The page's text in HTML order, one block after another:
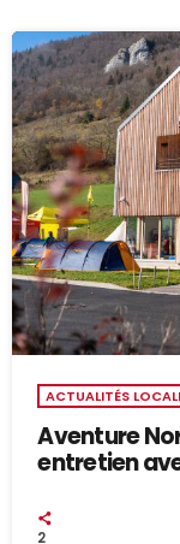
ACTUALITÉS
Aventure
entretien
2